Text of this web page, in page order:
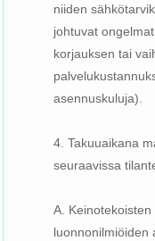
niiden
johtuvat
korjauksen tai
asennuskuluja).
4. Takuuaikana
seuraavissa
A.
luonnonilmiöiden